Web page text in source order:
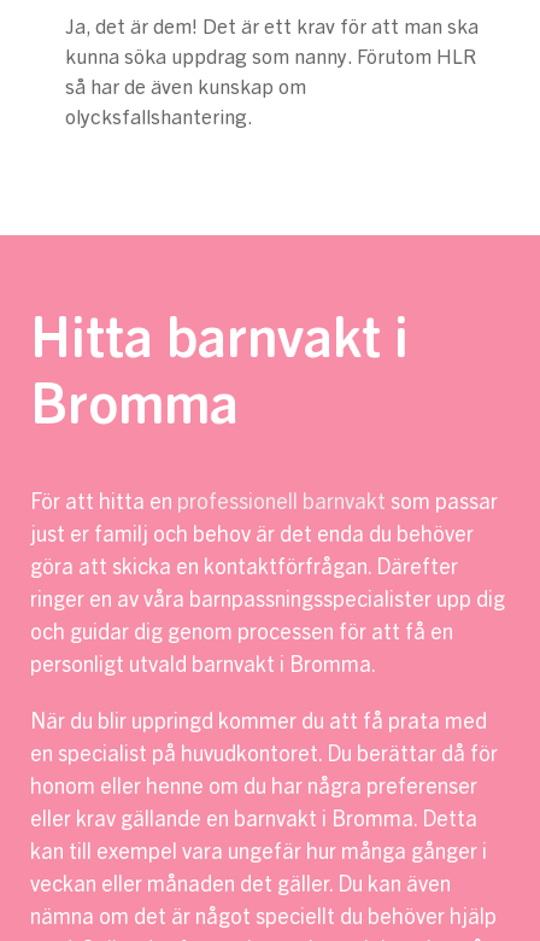
Ja, det är dem! Det är ett krav för att man ska
kunna söka uppdrag som nanny. Förutom HLR
så har de även kunskap om
olycksfallshantering.
Hitta barnvakt i
Bromma
För att hitta en professionell barnvakt som passar
just er familj och behov är det enda du behöver
göra att skicka en kontaktförfrågan. Därefter
ringer en av våra barnpassningsspecialister upp dig
och guidar dig genom processen för att få en
personligt utvald barnvakt i Bromma.
När du blir uppringd kommer du att få prata med
en specialist på huvudkontoret. Du berättar då för
honom eller henne om du har några preferenser
eller krav gällande en barnvakt i Bromma. Detta
kan till exempel vara ungefär hur många gånger i
veckan eller månaden det gäller. Du kan även
nämna om det är något speciellt du behöver hjälp